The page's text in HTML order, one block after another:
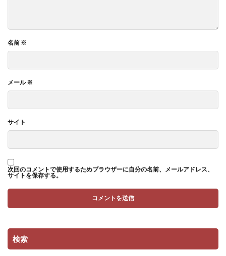
名前 ※
メール※
サイト
次回のコメントで使用するためブラウザーに自分の名前、メールアドレス、
サイトを保存する。
検索